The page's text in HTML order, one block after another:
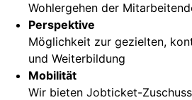
Wohlergehen der
Perspektive
Möglichkeit zur gezielten,
und Weiterbildung
Mobilität
Wir bieten Jobticket-